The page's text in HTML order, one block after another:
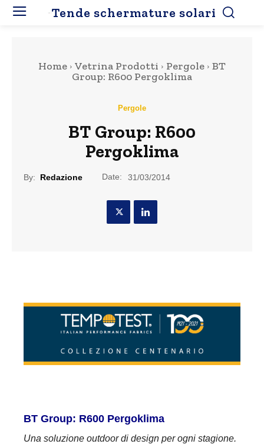
Tende schermature solari
Home Vetrina Prodotti Pergole BT
Group: R600 Pergoklima
Pergole
BT Group: R600
Pergoklima
By: Redazione Date: 31/03/2014
BT Group: R600 Pergoklima
Una soluzione outdoor di design per ogni stagione.